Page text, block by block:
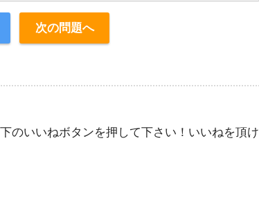
次の問題へ
のいいねボタンを押して下さい！いいねを頂け